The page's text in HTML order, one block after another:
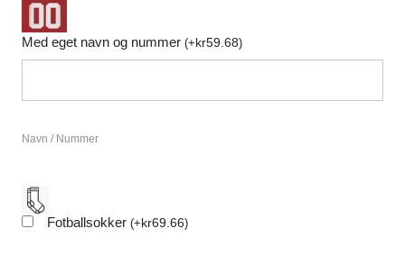
Med eget navn og nummer (+kr59.68)
Navn / Nummer
Fotballsokker (+kr69.66)